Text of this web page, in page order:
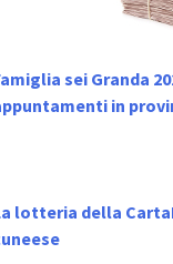
sei Granda
in
lotteria della